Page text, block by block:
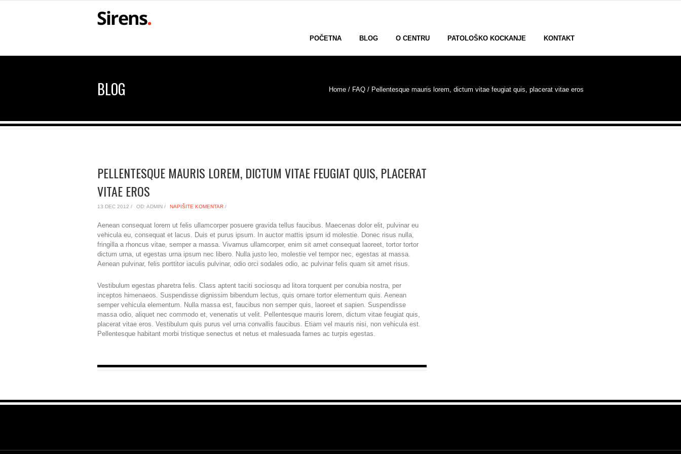
POČETNA BLOG O CENTRU PATOLOŠKO KOCKANJE KONTAKT
BLOG Home / FAQ / Pellentesque mauris lorem, dictum vitae feugiat quis, placerat vitae eros
PELLENTESQUE MAURIS LOREM, DICTUM VITAE FEUGIAT QUIS, PLACERAT
VITAE EROS
13 DEC 2012 / OD: ADMIN / NAPIŠITE KOMENTAR /
Aenean consequat lorem ut felis ullamcorper posuere gravida tellus faucibus. Maecenas dolor elit, pulvinar eu
vehicula eu, consequat et lacus. Duis et purus ipsum. In auctor mattis ipsum id molestie. Donec risus nulla,
fringilla a rhoncus vitae, semper a massa. Vivamus ullamcorper, enim sit amet consequat laoreet, tortor tortor
dictum urna, ut egestas urna ipsum nec libero. Nulla justo leo, molestie vel tempor nec, egestas at massa.
Aenean pulvinar, felis porttitor iaculis pulvinar, odio orci sodales odio, ac pulvinar felis quam sit amet risus.
Vestibulum egestas pharetra felis. Class aptent taciti sociosqu ad litora torquent per conubia nostra, per
inceptos himenaeos. Suspendisse dignissim bibendum lectus, quis ornare tortor elementum quis. Aenean
semper vehicula elementum. Nulla massa est, faucibus non semper quis, laoreet et sapien. Suspendisse
massa odio, aliquet nec commodo et, venenatis ut velit. Pellentesque mauris lorem, dictum vitae feugiat quis,
placerat vitae eros. Vestibulum quis purus vel urna convallis faucibus. Etiam vel mauris nisi, non vehicula est.
Pellentesque habitant morbi tristique senectus et netus et malesuada fames ac turpis egestas.